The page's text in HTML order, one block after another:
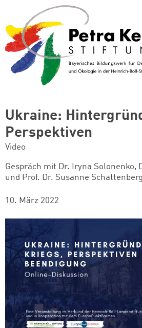
Ukraine:
Perspektiven
Video
Gespräch mit Dr. Iryna Solonenko,
und Prof. Dr. Susanne Schattenberg
10. März 2022